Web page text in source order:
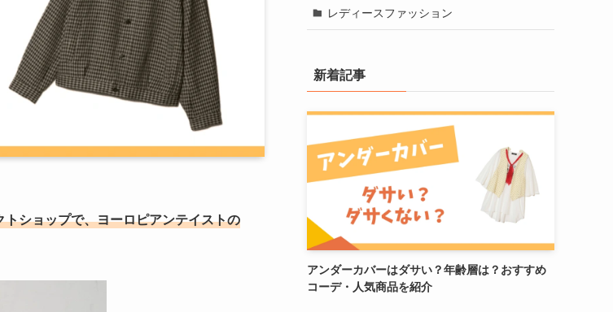
ショップで、ヨーロピアンテイストの
レディースファッション
新着記事
アンダーカバーはダサい？年齢層は？おすすめ
コーデ・人気商品を紹介